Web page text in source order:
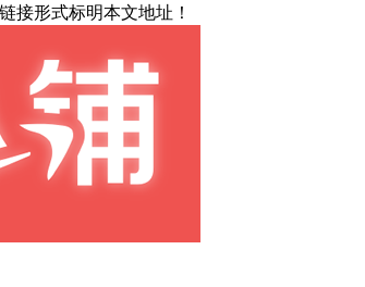
接形式标明本文地址！